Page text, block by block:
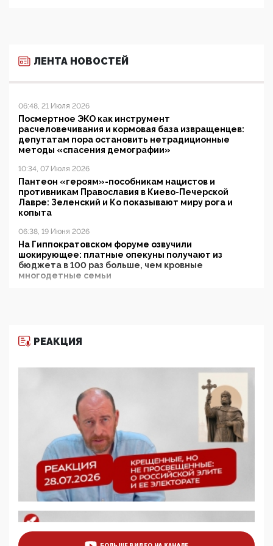
ЛЕНТА НОВОСТЕЙ
06:48, 21 Июля 2026
Посмертное ЭКО как инструмент
расчеловечивания и кормовая база извращенцев:
депутатам пора остановить нетрадиционные
методы «спасения демографии»
10:34, 07 Июля 2026
Пантеон «героям»-пособникам нацистов и
противникам Православия в Киево-Печерской
Лавре: Зеленский и Ко показывают миру рога и
копыта
06:38, 19 Июня 2026
На Гиппократовском форуме озвучили
шокирующее: платные опекуны получают из
бюджета в 100 раз больше, чем кровные
многодетные семьи
11:53, 09 Июня 2026
деятельность ИИТО ЮНЕСКО в России, но
цифроглобалисты продолжают определять
повестку в образовании
09:43, 01 Июня 2026
5G за счет здоровья граждан: Минцифры намерено
отобрать у регионов и муниципалитетов право
защищать жилые дома и социальные объекты от
05:58, 26 Мая 2026
Роскомнадзор освободили от борца с
деструктивным и опасным контентом
07:39, 25 Мая 2026
ценностей: «Новые люди» поднимают электорат
РЕАКЦИЯ